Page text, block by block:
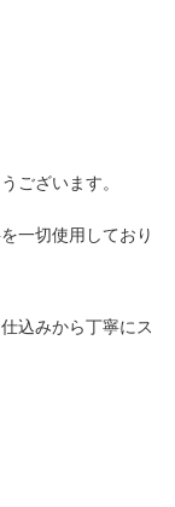
ございます。
一切使用しており
込みから丁寧にス